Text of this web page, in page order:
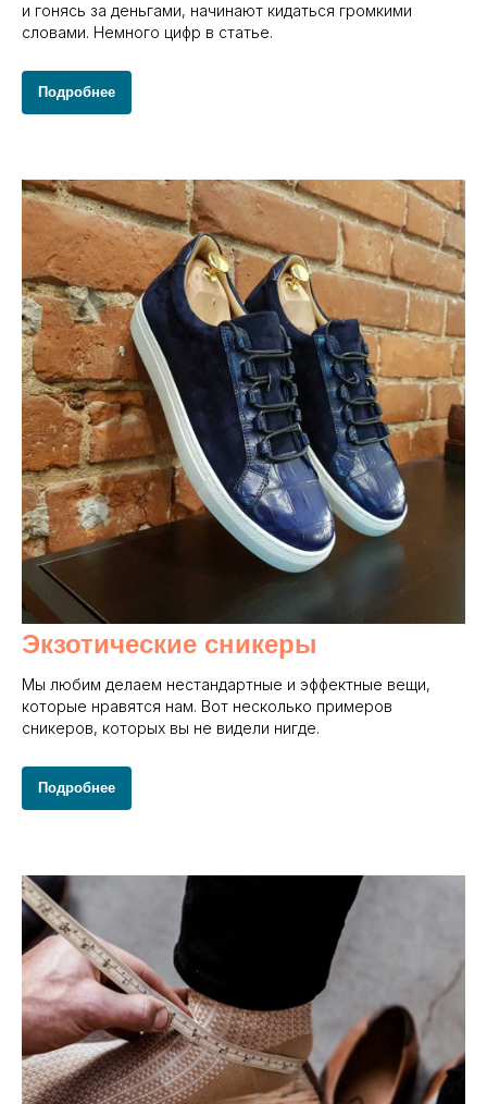
и гонясь за деньгами, начинают кидаться громкими
словами. Немного цифр в статье.
Подробнее
Экзотические сникеры
Мы любим делаем нестандартные и эффектные вещи,
которые нравятся нам. Вот несколько примеров
сникеров, которых вы не видели нигде.
Подробнее